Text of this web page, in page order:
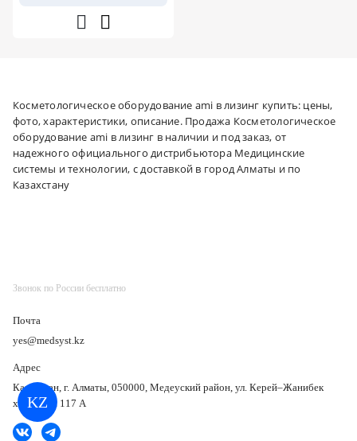
KZ
Косметологическое оборудование ami в лизинг купить: цены,
фото, характеристики, описание. Продажа Косметологическое
оборудование ami в лизинг в наличии и под заказ, от
надежного официального дистрибьютора Медицинские
системы и технологии, с доставкой в город Алматы и по
Казахстану
Звонок по России бесплатно
Почта
yes@medsyst.kz
Адрес
Казахстан, г. Алматы, 050000, Медеуский район, ул. Керей–Жанибек
хандар, д. 117 А